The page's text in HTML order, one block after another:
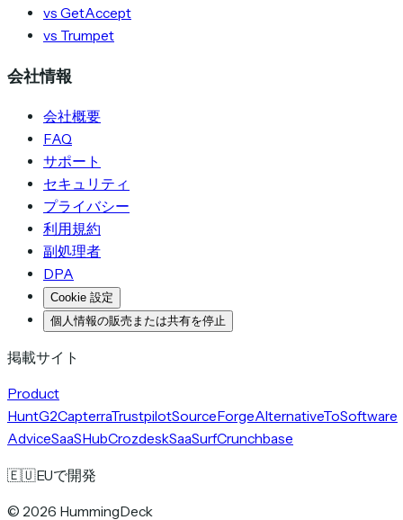
vs GetAccept
vs Trumpet
会社情報
会社概要
FAQ
サポート
セキュリティ
プライバシー
利用規約
副処理者
DPA
Cookie 設定
個人情報の販売または共有を停止
掲載サイト
Product
HuntG2CapterraTrustpilotSourceForgeAlternativeToSoftware
AdviceSaaSHubCrozdeskSaaSurfCrunchbase
🇪🇺EUで開発
© 2026 HummingDeck